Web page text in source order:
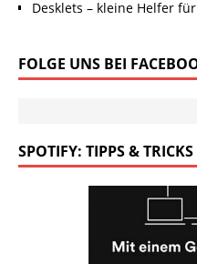
Desklets – kleine Helfer
FOLGE UNS BEI
SPOTIFY: TIPPS & TRICKS